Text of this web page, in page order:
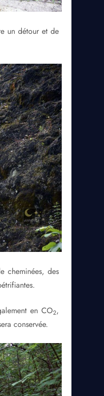
un détour et de
cheminées, des
en CO2,
conservée.